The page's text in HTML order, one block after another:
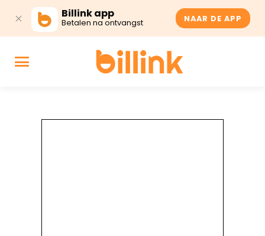
Billink app
Betalen na ontvangst NAAR DE APP